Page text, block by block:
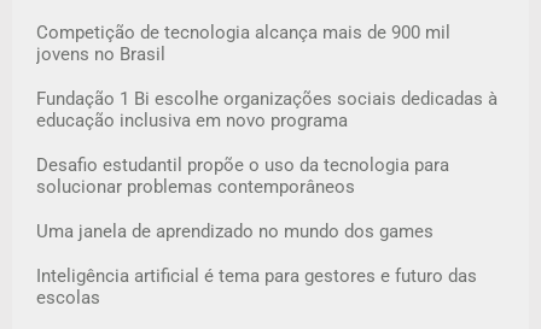
Competição de tecnologia alcança mais de 900 mil
jovens no Brasil
Fundação 1 Bi escolhe organizações sociais dedicadas à
educação inclusiva em novo programa
Desafio estudantil propõe o uso da tecnologia para
solucionar problemas contemporâneos
Uma janela de aprendizado no mundo dos games
Inteligência artificial é tema para gestores e futuro das
escolas